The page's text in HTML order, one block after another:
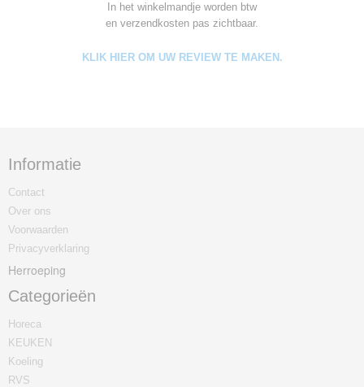
In het winkelmandje worden btw
en verzendkosten pas zichtbaar.
KLIK HIER OM UW REVIEW TE MAKEN.
Informatie
Contact
Over ons
Voorwaarden
Privacyverklaring
Herroeping
Categorieën
Horeca
KEUKEN
Koeling
RVS